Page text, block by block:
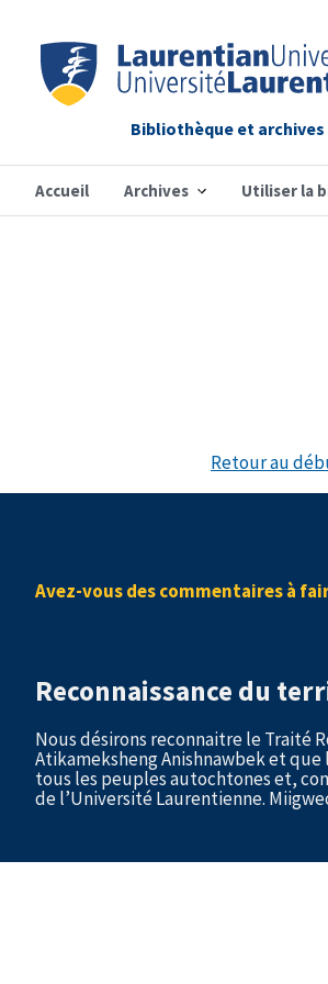
Bibliothèque et archives
Accueil Archives Utiliser la
Retour au
Avez-vous des commentaires à
Reconnaissance du
Nous désirons reconnaitre le Traité
Atikameksheng Anishnawbek et
tous les peuples autochtones et,
de l’Université Laurentienne.